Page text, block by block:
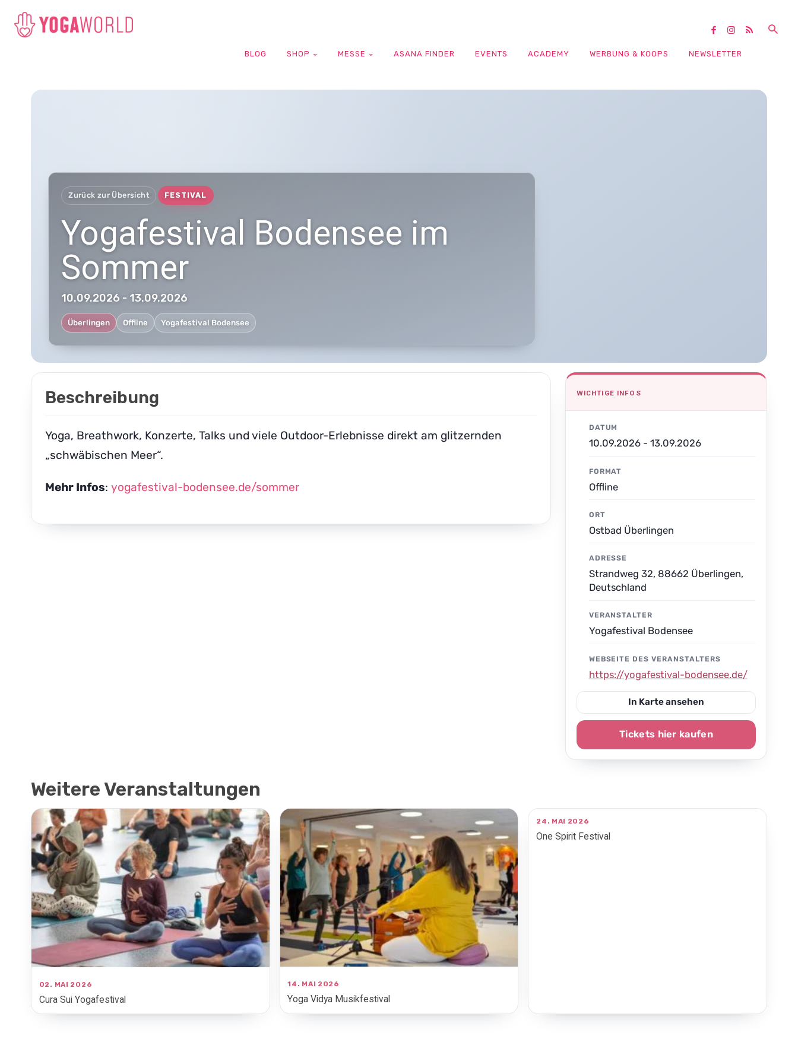
BLOG SHOP MESSE ASANA FINDER EVENTS ACADEMY WERBUNG & KOOPS NEWSLETTER
Zurück zur Übersicht FESTIVAL
Yogafestival Bodensee im
Sommer
10.09.2026 - 13.09.2026
Überlingen Offline Yogafestival Bodensee
Beschreibung
Yoga, Breathwork, Konzerte, Talks und viele Outdoor-Erlebnisse direkt am glitzernden
„schwäbischen Meer“.
Mehr Infos:yogafestival-bodensee.de/sommer
WICHTIGE INFOS
DATUM
10.09.2026 - 13.09.2026
FORMAT
Offline
ORT
Ostbad Überlingen
ADRESSE
Strandweg 32, 88662 Überlingen,
Deutschland
VERANSTALTER
Yogafestival Bodensee
WEBSEITE DES VERANSTALTERS
https://yogafestival-bodensee.de/
In Karte ansehen
Tickets hier kaufen
Weitere Veranstaltungen
02. MAI 2026
Cura Sui Yogafestival
14. MAI 2026
Yoga Vidya Musikfestival
24. MAI 2026
One Spirit Festival